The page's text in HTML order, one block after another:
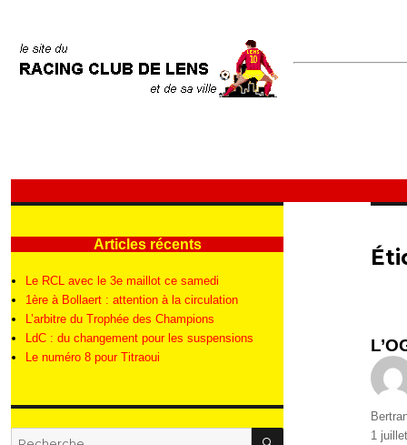
Auteur
Publié
1
Articles récents
Le RCL avec le 3e maillot ce samedi
1ère à Bollaert : attention à la circulation
L’arbitre du Trophée des Champions
LdC : du changement pour les suspensions
Le numéro 8 pour Titraoui
Recherche
RECHERCHE